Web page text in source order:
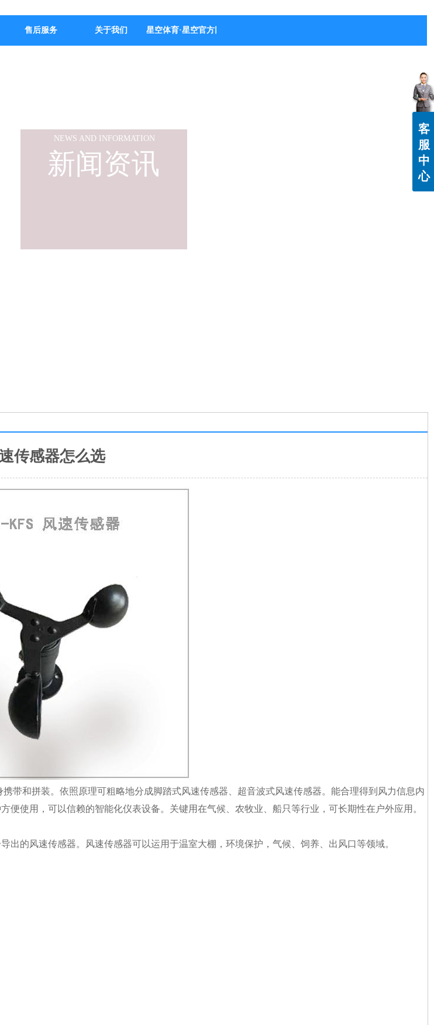
售后服务 关于我们 星空体育·星空官方网站-星空体育（中国）
新闻资讯
NEWS AND INFORMATION
传感器怎么选
带和拼装。依照原理可粗略地分成脚踏式风速传感器、超音波式风速传感器。能合理得到风力信息内
使用，可以信赖的智能化仪表设备。关键用在气候、农牧业、船只等行业，可长期性在户外应用。
的风速传感器。风速传感器可以运用于温室大棚，环境保护，气候、饲养、出风口等领域。
客
服
中
心